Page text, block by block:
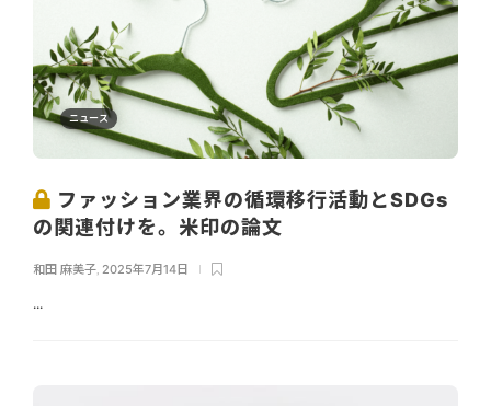
ニュース
ファッション業界の循環移行活動とSDGs
の関連付けを。米印の論文
和田 麻美子 2025年7月14日
...